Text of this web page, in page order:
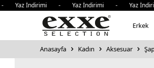
İndirimi - Yaz İndirimi - Yaz
Erkek
Anasayfa Kadın Aksesuar